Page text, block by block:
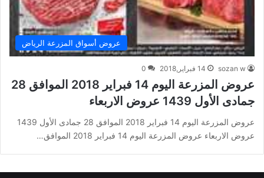
عروض أسواق المزرعة الرياض
sozan w 14 فبراير,2018 0
عروض المزرعة اليوم 14 فبراير 2018 الموافق 28
جمادى الأول 1439 عروض الاربعاء
عروض المزرعة اليوم 14 فبراير 2018 الموافق 28 جمادى الأول 1439
عروض الاربعاء عروض المزرعة اليوم 14 فبراير 2018 الموافق…